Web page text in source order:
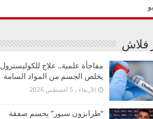
فلاش
مفاجأة علمية.. علاج للكوليسترول
يخلص الجسم من المواد السامة
الأربعاء , 5 أغسطس 2026
“طرابزون سبور” يحسم صفقة